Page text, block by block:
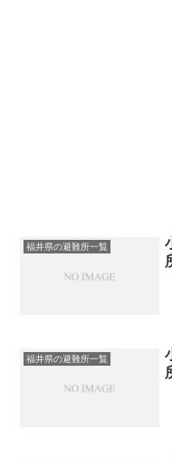
福井県の避難所一覧
福井県の避難所一覧